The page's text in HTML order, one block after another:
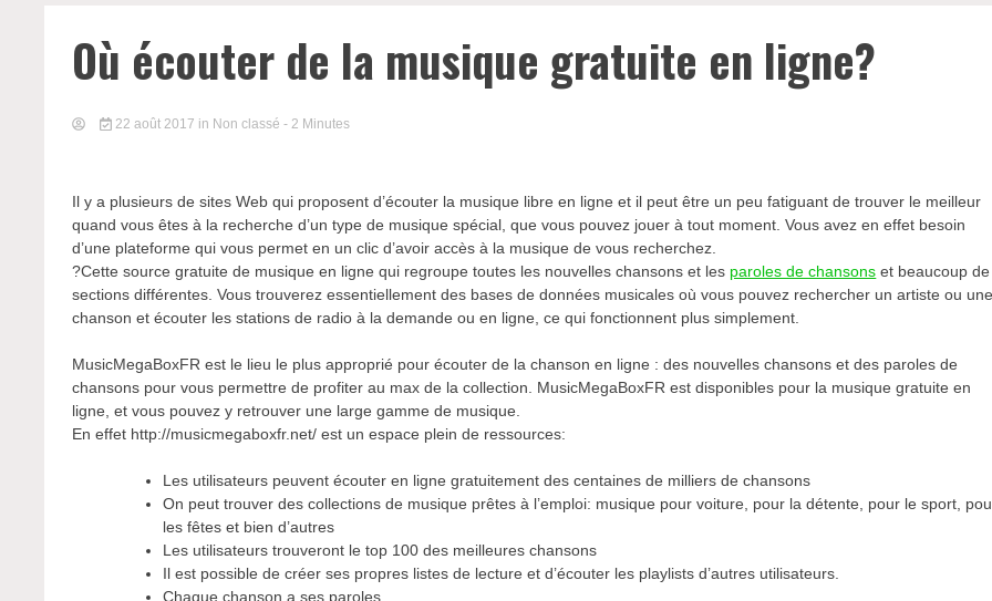
Où écouter de la musique gratuite en ligne?
22 août 2017 in Non classé - 2 Minutes
Il y a plusieurs de sites Web qui proposent d’écouter la musique libre en ligne et il peut être un peu fatiguant de trouver le meilleur
quand vous êtes à la recherche d’un type de musique spécial, que vous pouvez jouer à tout moment. Vous avez en effet besoin
d’une plateforme qui vous permet en un clic d’avoir accès à la musique de vous recherchez.
?Cette source gratuite de musique en ligne qui regroupe toutes les nouvelles chansons et les paroles de chansons et beaucoup de
sections différentes. Vous trouverez essentiellement des bases de données musicales où vous pouvez rechercher un artiste ou
chanson et écouter les stations de radio à la demande ou en ligne, ce qui fonctionnent plus simplement.
MusicMegaBoxFR est le lieu le plus approprié pour écouter de la chanson en ligne : des nouvelles chansons et des paroles de
chansons pour vous permettre de profiter au max de la collection. MusicMegaBoxFR est disponibles pour la musique gratuite en
ligne, et vous pouvez y retrouver une large gamme de musique.
En effet http://musicmegaboxfr.net/ est un espace plein de ressources:
Les utilisateurs peuvent écouter en ligne gratuitement des centaines de milliers de chansons
On peut trouver des collections de musique prêtes à l’emploi: musique pour voiture, pour la détente, pour le sport,
les fêtes et bien d’autres
Les utilisateurs trouveront le top 100 des meilleures chansons
Il est possible de créer ses propres listes de lecture et d’écouter les playlists d’autres utilisateurs.
Chaque chanson a ses paroles.